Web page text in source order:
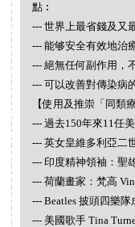
點︰
--- 世界上最省錢及又
--- 能够安全有效地治
--- 絕無任何副作用，
--- 可以改善對傳染病
【使用及推崇「同類
--- 過去150年來11任
--- 英女皇維多利亞二
--- 印度精神領袖：聖
--- 荷蘭畫家：梵高
--- Beatles 披頭四樂隊
--- 美國歌手 Tina